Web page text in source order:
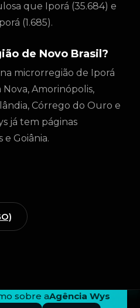
que Iporá (35.684) e
(1.685).
de Novo Brasil?
microrregião de Iporá
Amorinópolis,
Córrego do Ouro e
já tem páginas
e Goiânia.
sobre aAgência Wys